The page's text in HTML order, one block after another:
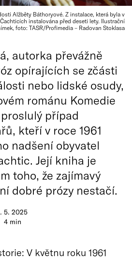
Alžběty Báthoryové. Z instalace, která byla v
instalována před deseti lety. Ilustrační
foto: TASR/Profimedia – Radovan Stoklasa
5. 2025
4 min
autorka převážně
opírajících se zčásti
nebo lidské osudy,
románu Komedie
případ
kteří v roce 1961
nadšení obyvatel
Její kniha je
toho, že zajímavý
dobré prózy nestačí.
V květnu roku 1961